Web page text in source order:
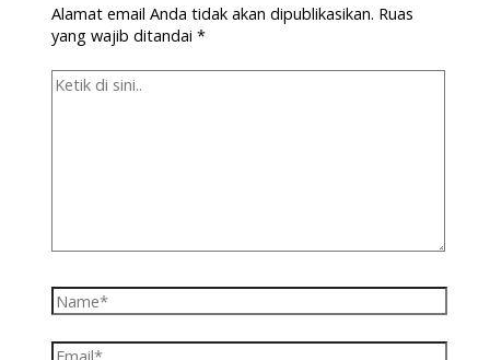
Alamat email Anda tidak akan dipublikasikan. Ruas
yang wajib ditandai*